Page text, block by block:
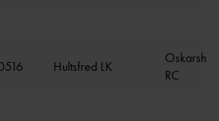
Hultsfred LK
RC